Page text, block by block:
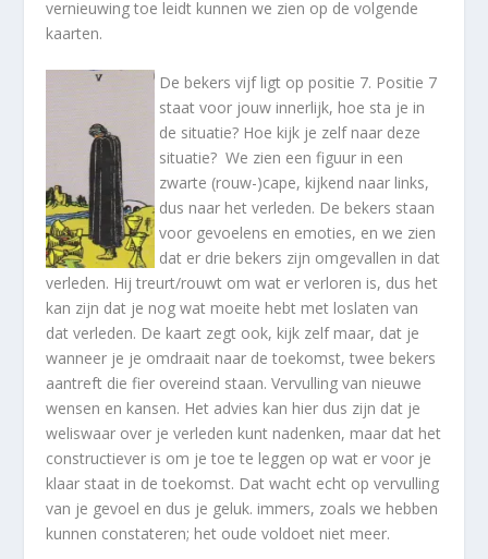
vernieuwing toe leidt kunnen we zien op de volgende
kaarten.
De bekers vijf ligt op positie 7. Positie 7
staat voor jouw innerlijk, hoe sta je in
de situatie? Hoe kijk je zelf naar deze
situatie? We zien een figuur in een
zwarte (rouw-)cape, kijkend naar links,
dus naar het verleden. De bekers staan
voor gevoelens en emoties, en we zien
dat er drie bekers zijn omgevallen in dat
verleden. Hij treurt/rouwt om wat er verloren is, dus het
kan zijn dat je nog wat moeite hebt met loslaten van
dat verleden. De kaart zegt ook, kijk zelf maar, dat je
wanneer je je omdraait naar de toekomst, twee bekers
aantreft die fier overeind staan. Vervulling van nieuwe
wensen en kansen. Het advies kan hier dus zijn dat je
weliswaar over je verleden kunt nadenken, maar dat het
constructiever is om je toe te leggen op wat er voor je
klaar staat in de toekomst. Dat wacht echt op vervulling
van je gevoel en dus je geluk. immers, zoals we hebben
kunnen constateren; het oude voldoet niet meer.